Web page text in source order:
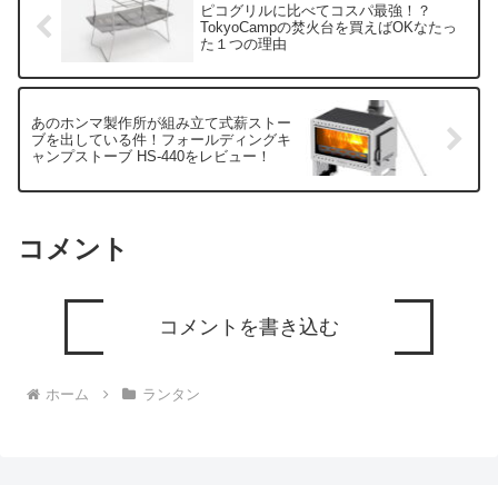
ピコグリルに比べてコスパ最強！？
TokyoCampの焚火台を買えばOKなたっ
た１つの理由
あのホンマ製作所が組み立て式薪ストー
ブを出している件！フォールディングキ
ャンプストーブ HS-440をレビュー！
コメント
コメントを書き込む
ホーム ランタン